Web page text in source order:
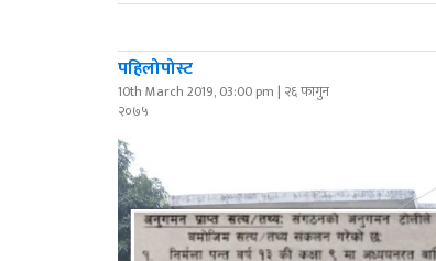
पहिलोपोस्ट
10th March 2019, 03:00 pm | २६ फागुन
२०७५